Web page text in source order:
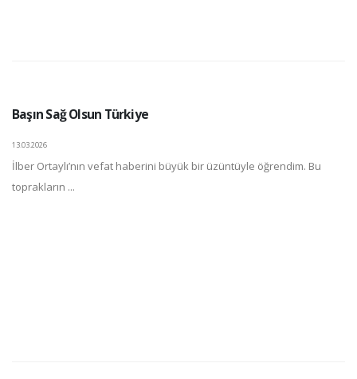
Başın Sağ Olsun Türkiye
13.03.2026
İlber Ortaylı’nın vefat haberini büyük bir üzüntüyle öğrendim. Bu
toprakların ...